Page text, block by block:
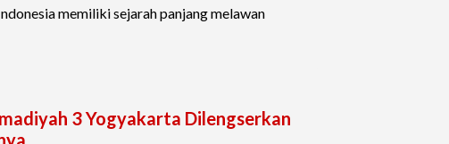
memiliki sejarah panjang melawan
3 Yogyakarta Dilengserkan